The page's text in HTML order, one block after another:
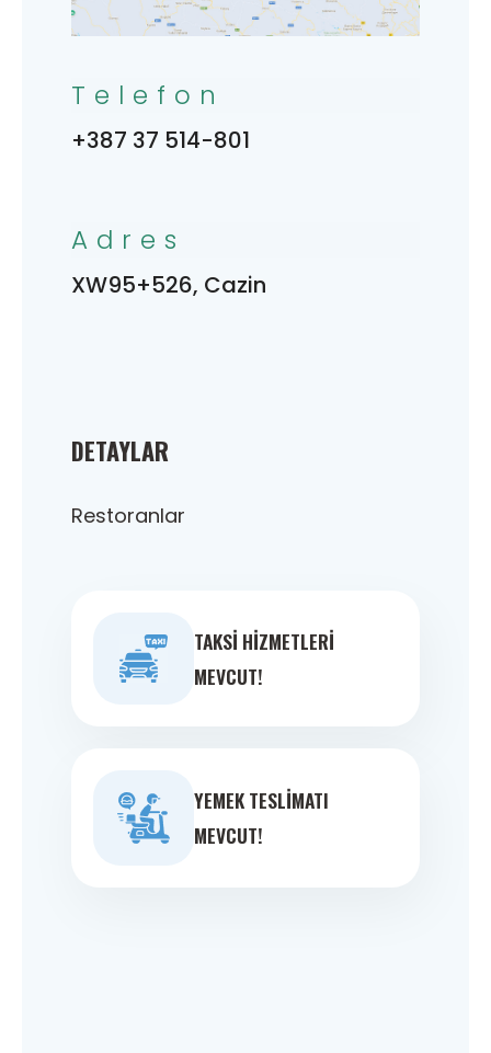
DETAYLAR
Restoranlar
TAKSI HIZMETLERI
MEVCUT!
YEMEK TESLIMATI
MEVCUT!
Telefon
+387 37 514-801
Adres
XW95+526, Cazin